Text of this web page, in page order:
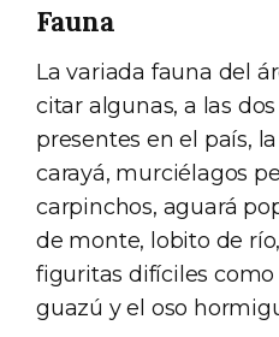
Fauna
La variada fauna del
citar algunas, a las
presentes en el país,
carayá, murciélagos
carpinchos, aguará
de monte, lobito de
figuritas difíciles como
guazú y el oso